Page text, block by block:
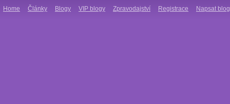
Home Články Blogy VIP blogy Zpravodajství Registrace Napsat blog